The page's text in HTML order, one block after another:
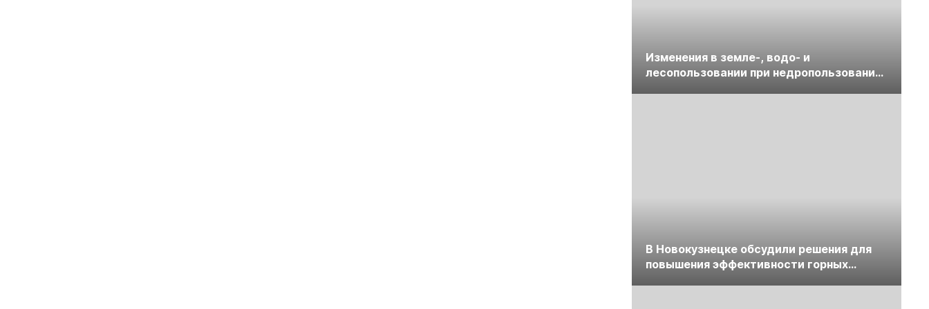
Изменения в земле-, водо- и
лесопользовании при недропользовании
В Новокузнецке обсудили решения для
повышения эффективности горных